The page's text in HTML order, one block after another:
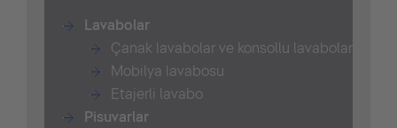
Lavabolar
Çanak lavabolar ve konsollu lavabolar
Mobilya lavabosu
Etajerli lavabo
Pisuvarlar